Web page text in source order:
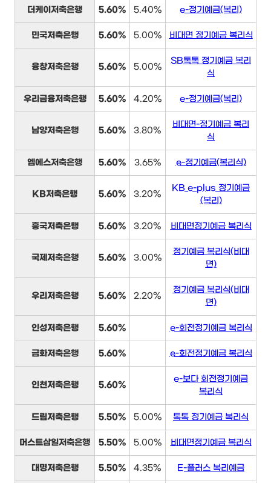
더케이저축은행 5.60% 5.40% e-정기예금(복리)
민국저축은행 5.60% 5.00% 비대면 정기예금 복리식
융창저축은행 5.60% 5.00%
SB톡톡 정기예금 복리
식
우리금융저축은행 5.60% 4.20% e-정기예금(복리)
남양저축은행 5.60% 3.80%
비대면-정기예금 복리
식
엠에스저축은행 5.60% 3.65% e-정기예금(복리식)
KB저축은행 5.60% 3.20%
KB e-plus 정기예금
(복리)
흥국저축은행 5.60% 3.20% 비대면정기예금 복리식
국제저축은행 5.60% 3.00%
정기예금 복리식(비대
면)
우리저축은행 5.60% 2.20%
정기예금 복리식(비대
면)
인성저축은행 5.60% e-회전정기예금 복리식
금화저축은행 5.60% e-회전정기예금 복리식
인천저축은행 5.60%
e-보다 회전정기예금
복리식
드림저축은행 5.50% 5.00% 톡톡 정기예금 복리식
머스트삼일저축은행 5.50% 5.00% 비대면정기예금 복리식
대명저축은행 5.50% 4.35% E-플러스 복리예금